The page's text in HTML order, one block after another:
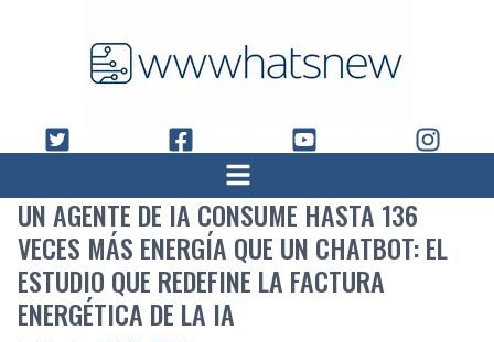
UN AGENTE DE IA CONSUME HASTA 136
VECES MÁS ENERGÍA QUE UN CHATBOT: EL
ESTUDIO QUE REDEFINE LA FACTURA
ENERGÉTICA DE LA IA